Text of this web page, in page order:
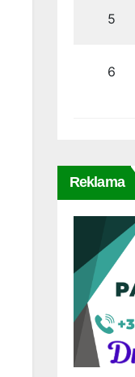
5
6
Reklama